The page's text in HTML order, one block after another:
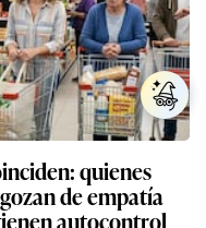
quienes
de empatía
autocontrol